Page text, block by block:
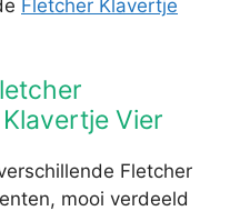
Fletcher Klavertje
Vier
Fletcher
mooi verdeeld